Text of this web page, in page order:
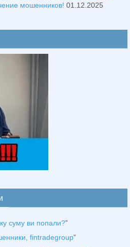
мошенников! 01.12.2025
суму ви попали?”
fintradegroup”